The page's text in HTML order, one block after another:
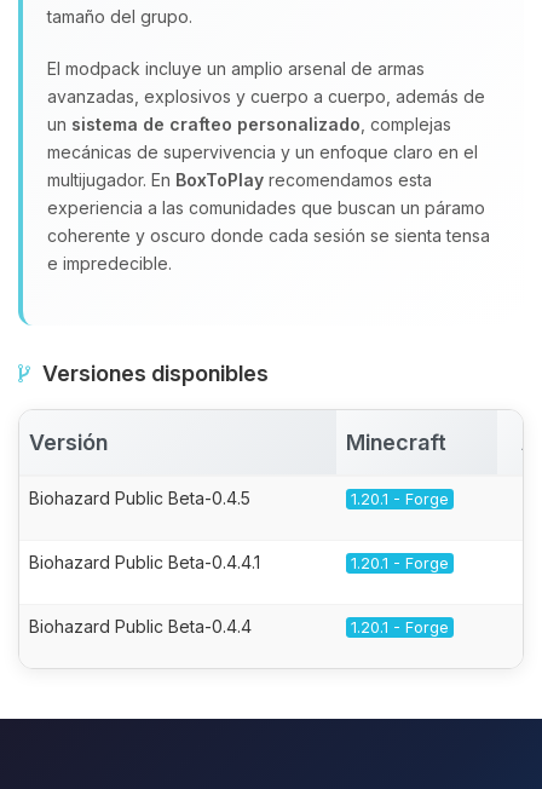
tamaño del grupo.
El modpack incluye un amplio arsenal de armas
avanzadas, explosivos y cuerpo a cuerpo, además de
un sistema de crafteo personalizado , complejas
mecánicas de supervivencia y un enfoque claro en el
multijugador. En BoxToPlay recomendamos esta
experiencia a las comunidades que buscan un páramo
coherente y oscuro donde cada sesión se sienta tensa
e impredecible.
Versiones disponibles
Versión Minecraft
Biohazard Public Beta-0.4.5 1.20.1 - Forge
Biohazard Public Beta-0.4.4.1 1.20.1 - Forge
Biohazard Public Beta-0.4.4 1.20.1 - Forge